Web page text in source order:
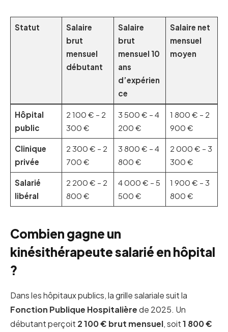
Statut
Salaire
brut
mensuel
débutant
Salaire
brut
mensuel 10
ans
d’expérien
ce
Salaire net
mensuel
moyen
Hôpital
public
2 100 € – 2
300 €
3 500 € – 4
200 €
1 800 € – 2
900 €
Clinique
privée
2 300 € – 2
700 €
3 800 € – 4
800 €
2 000 € – 3
300 €
Salarié
libéral
2 200 € – 2
800 €
4 000 € – 5
500 €
1 900 € – 3
800 €
Combien gagne un
kinésithérapeute salarié en hôpital
?
Dans les hôpitaux publics, la grille salariale suit la
Fonction Publique Hospitalièrede 2025. Un
débutant perçoit 2 100 € brut mensuel, soit1 800 €